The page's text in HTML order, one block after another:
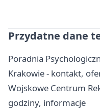
Przydatne dane
Poradnia
Krakowie - kontakt,
Wojskowe Centrum
godziny, informacje